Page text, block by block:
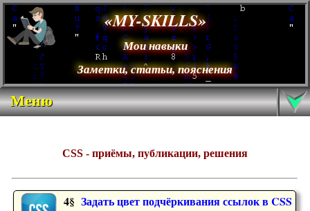
«MY-SKILLS»
Мои навыки
Заметки, статьи, пояснения
Меню
CSS - приёмы, публикации, решения
4§ Задать цвет подчёркивания ссылок в CSS